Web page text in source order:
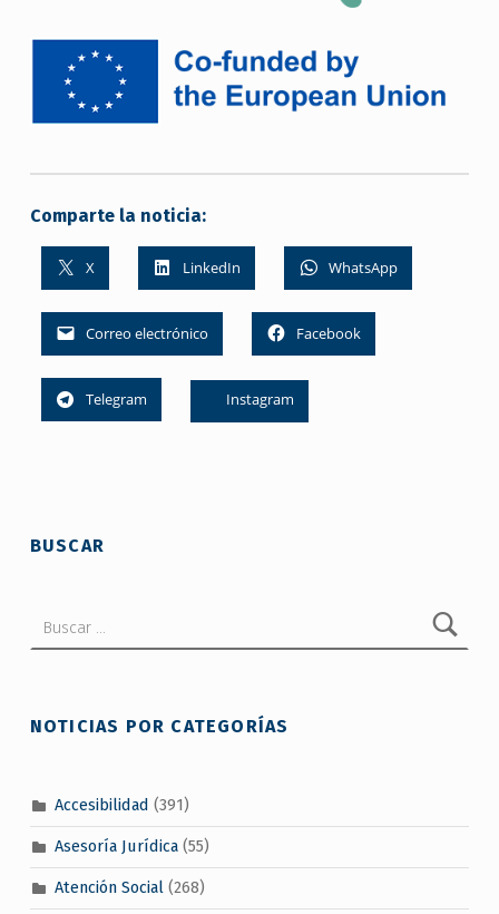
Comparte la noticia:
X LinkedIn WhatsApp
Correo electrónico Facebook
Telegram Instagram
BUSCAR
NOTICIAS POR CATEGORÍAS
Accesibilidad (391)
Asesoría Jurídica(55)
Atención Social(268)